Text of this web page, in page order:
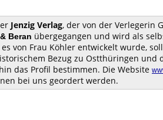
Jenzig Verlag, der von der Verlegerin
Beran übergegangen und wird als
von Frau Köhler entwickelt wurde,
Bezug zu Ostthüringen und
das Profil bestimmen. Die Website
bei uns geordert werden.